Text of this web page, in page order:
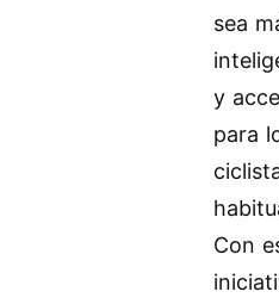
sea
y
para
Con